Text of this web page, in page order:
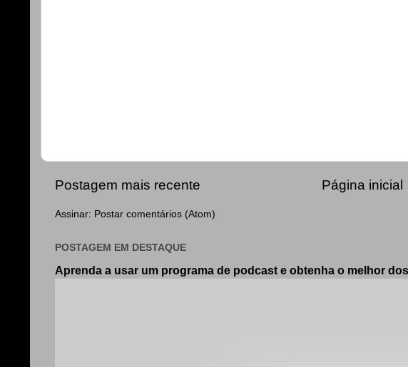
Postagem mais recente Página inicial
Assinar: Postar comentários (Atom)
POSTAGEM EM DESTAQUE
Aprenda a usar um programa de podcast e obtenha o melhor